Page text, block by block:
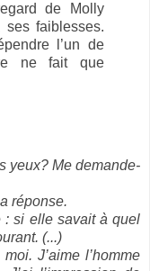
de Molly
ses faiblesses.
l’un de
ne fait que
yeux? Me demande-
réponse.
: si elle savait à quel
(...)
J’aime l’homme